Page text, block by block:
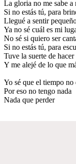
La gloria no me sabe a
Si no estás tú, para
Llegué a sentir
Ya no sé cuál es mi
No sé si quiero ser
Si no estás tú, para
Tuve la suerte de
Y me alejé de lo que
Yo sé que el tiempo no
Por eso no tengo nada
Nada que perder